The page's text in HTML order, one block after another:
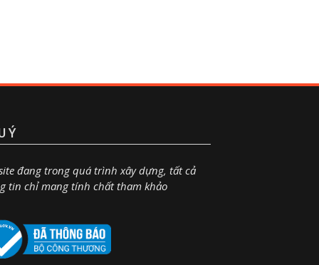
Ý
đang trong quá trình xây dựng, tất cả
tin chỉ mang tính chất tham khảo